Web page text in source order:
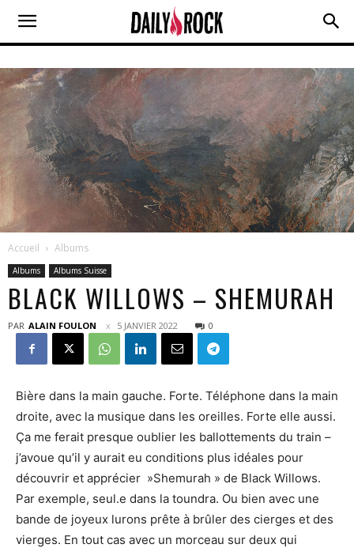
Accueil Albums
Albums Albums Suisse
BLACK WILLOWS – SHEMURAH
PAR ALAIN FOULON 5 JANVIER 2022 0
Bière dans la main gauche. Forte. Téléphone dans la main
droite, avec la musique dans les oreilles. Forte elle aussi.
Ça me ferait presque oublier les ballottements du train –
j’avoue qu’il y aurait eu conditions plus idéales pour
découvrir et apprécier »Shemurah » de Black Willows.
Par exemple, seul.e dans la toundra. Ou bien avec une
bande de joyeux lurons prête à brûler des cierges et des
vierges. En tout cas avec un morceau sur deux qui